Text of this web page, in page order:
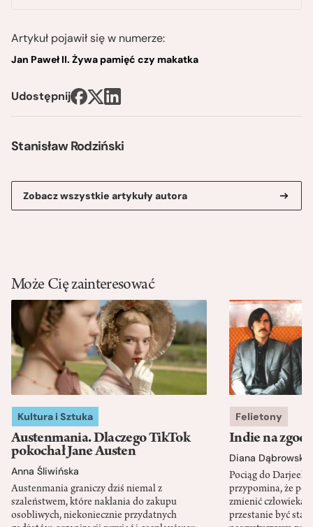
Stanisław Rodziński
Zobacz wszystkie artykuły autora
Artykuł pojawił się w numerze:
Jan Paweł II. Żywa pamięć czy makatka
Udostępnij
Może Cię zainteresować
Kultura i Sztuka
Austenmania. Dlaczego TikTok
pokochał Jane Austen
Anna Śliwińska
Austenmania graniczy dziś niemal z
szaleństwem, które nakłania do zakupu
osobliwych, niekoniecznie przydatnych
Felietony
Indie na
Diana Dąbrowska
Pociąg do
przypomina, że
zmienić człowieka
przestanie być